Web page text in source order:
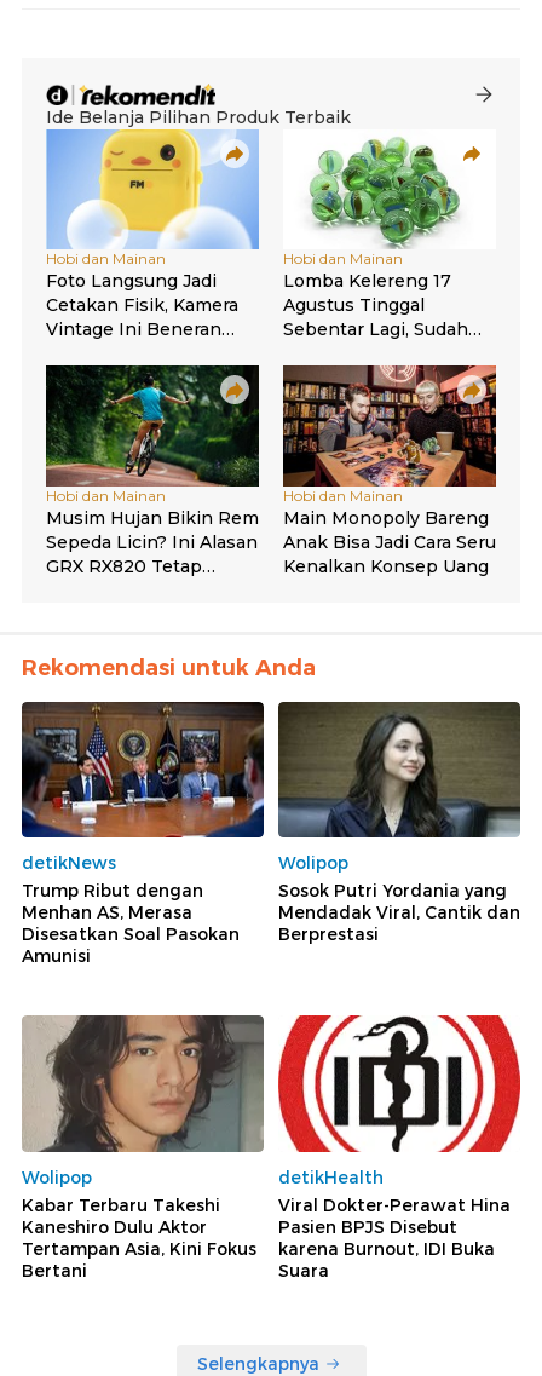
Rekomendasi untuk Anda
detikNews
Trump Ribut dengan
Menhan AS, Merasa
Disesatkan Soal Pasokan
Amunisi
Wolipop
Sosok Putri Yordania yang
Mendadak Viral, Cantik dan
Berprestasi
Wolipop
Kabar Terbaru Takeshi
Kaneshiro Dulu Aktor
Tertampan Asia, Kini Fokus
Bertani
detikHealth
Viral Dokter-Perawat Hina
Pasien BPJS Disebut
karena Burnout, IDI Buka
Suara
Selengkapnya